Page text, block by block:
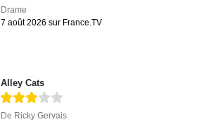
Drame
7 août 2026 sur France.TV
Alley Cats
De Ricky Gervais